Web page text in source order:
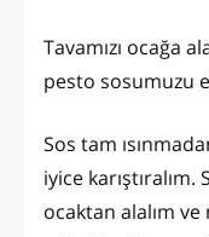
Tavamızı ocağa
pesto sosumuzu
Sos tam
iyice
ocaktan alalım ve